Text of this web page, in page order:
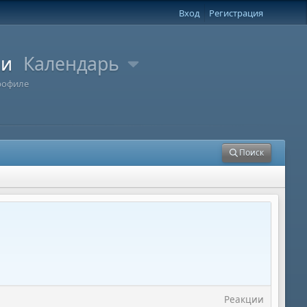
Вход Регистрация
Календарь
Поиск
Реакции